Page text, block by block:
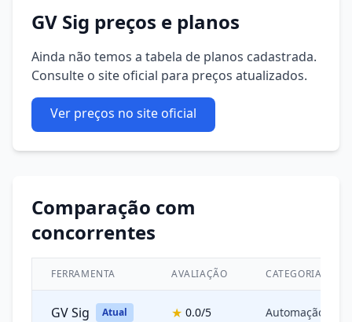
GV Sig preços e planos
Ainda não temos a tabela de planos cadastrada.
Consulte o site oficial para preços atualizados.
Ver preços no site oficial
Comparação com
concorrentes
FERRAMENTA AVALIAÇÃO CATEGORIA
GV Sig Atual ★ 0.0/5 Automação de